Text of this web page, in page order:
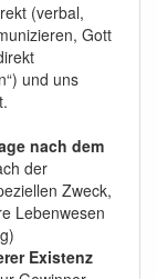
(verbal,
Gott
und uns
nach dem
der
Zweck,
Lebenwesen
Existenz